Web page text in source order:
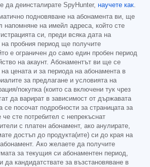
да деинсталирате SpyHunter, научете как.
подновяване на абонамента ви, ще
напомняне на имейл адреса, който сте
си, преди всяка дата на
пробния период ще получите
е ограничен до само един пробен период
на акаунт. Абонаментът ви ще се
цената и за периода на абонамента в
за предлагане и условията на
покупка (които са включени тук чрез
да варират в зависимост от държавата
се посочат подробности за страницата за
че сте потребител с непрекъснат
с платен абонамент, ако анулирате,
достъп до продукта(ите) си до края на
Ако желаете да получите
за текущия си абонаментен период,
да кандидатствате за възстановяване в